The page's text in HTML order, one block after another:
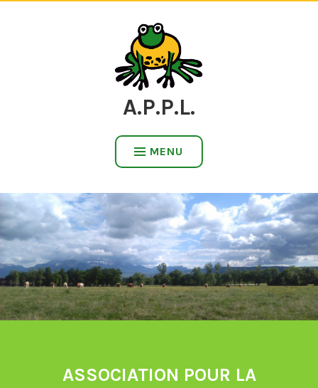
A.P.P.L.
MENU
ASSOCIATION POUR LA